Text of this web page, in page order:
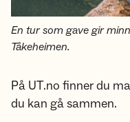
En tur som gave gir
Tåkeheimen.
På UT.no finner du
du kan gå sammen.